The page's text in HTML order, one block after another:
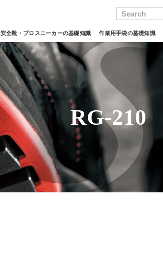
Search
安全靴・プロスニーカーの基礎知識 作業用手袋の基礎知識
RG-210